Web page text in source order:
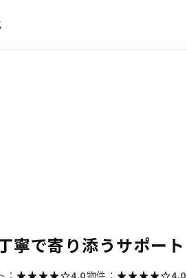
寧で寄り添うサポート
4.0物件： 4.0